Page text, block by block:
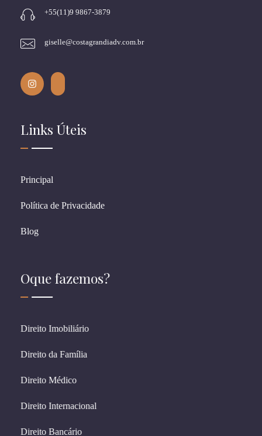
+55(11)9 9867-3879
giselle@costagrandiadv.com.br
Links Úteis
Principal
Política de Privacidade
Blog
Oque fazemos?
Direito Imobiliário
Direito da Família
Direito Médico
Direito Internacional
Direito Bancário